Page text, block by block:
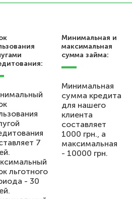
7
льготного
- 30
Минимальная и
максимальная
сумма займа:
Минимальная
сумма кредита
для нашего
клиента
составляет
1000 грн., а
максимальная
- 10000 грн.